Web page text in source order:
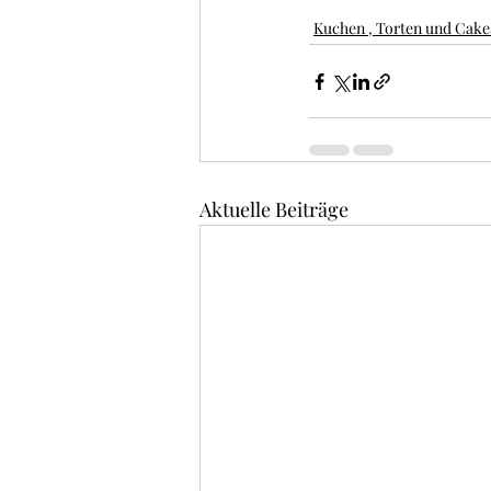
Kuchen , Torten und
Aktuelle Beiträge